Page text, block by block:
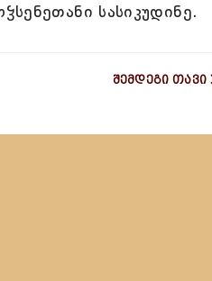
სასიკუდინე.
შემდეგი თავი